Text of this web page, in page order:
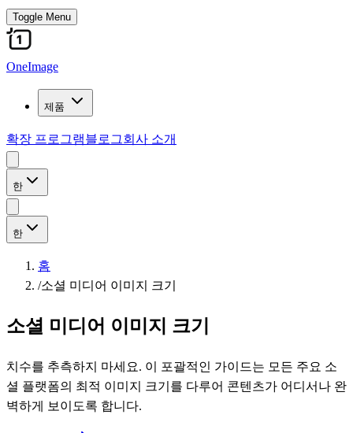
Toggle Menu
OneImage
제품
확장 프로그램블로그회사 소개
한
한
홈
/소셜 미디어 이미지 크기
소셜 미디어 이미지 크기
치수를 추측하지 마세요. 이 포괄적인 가이드는 모든 주요 소
셜 플랫폼의 최적 이미지 크기를 다루어 콘텐츠가 어디서나 완
벽하게 보이도록 합니다.